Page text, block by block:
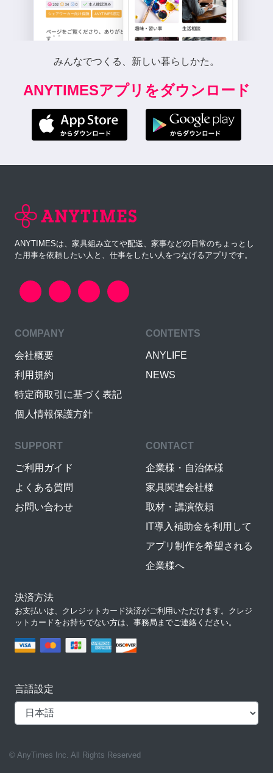
みんなでつくる、新しい暮らしかた。
ANYTIMESアプリをダウンロード
ANYTIMESは、家具組み立てや配送、家事などの日常のちょっとし
た用事を依頼したい人と、仕事をしたい人をつなげるアプリです。
COMPANY
会社概要
利用規約
特定商取引に基づく表記
個人情報保護方針
CONTENTS
ANYLIFE
NEWS
SUPPORT
ご利用ガイド
よくある質問
お問い合わせ
CONTACT
企業様・自治体様
家具関連会社様
取材・講演依頼
IT導入補助金を利用して
アプリ制作を希望される
企業様へ
決済方法
お支払いは、クレジットカード決済がご利用いただけます。クレジ
ットカードをお持ちでない方は、事務局までご連絡ください。
言語設定
© AnyTimes Inc. All Rights Reserved